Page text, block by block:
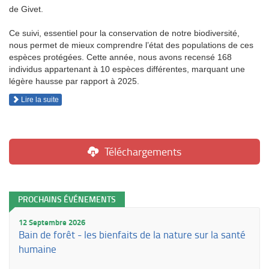
de Givet.
Ce suivi, essentiel pour la conservation de notre biodiversité,
nous permet de mieux comprendre l’état des populations de ces
espèces protégées. Cette année, nous avons recensé 168
individus appartenant à 10 espèces différentes, marquant une
légère hausse par rapport à 2025.
Lire la suite
Téléchargements
PROCHAINS ÉVÉNEMENTS
12 Septembre 2026
Bain de forêt - les bienfaits de la nature sur la santé
humaine